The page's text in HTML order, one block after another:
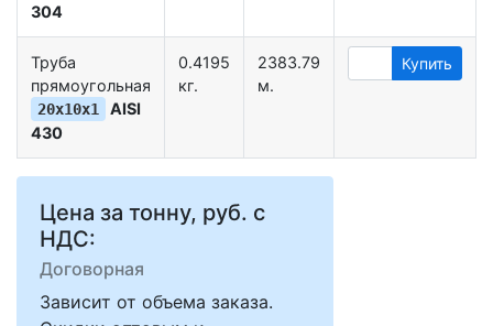
304
Труба
прямоугольная
20х10х1
AISI
430
0.4195
кг.
2383.79
м.
Купить
Цена за тонну, руб. с
НДС:
Договорная
Зависит от объема заказа.